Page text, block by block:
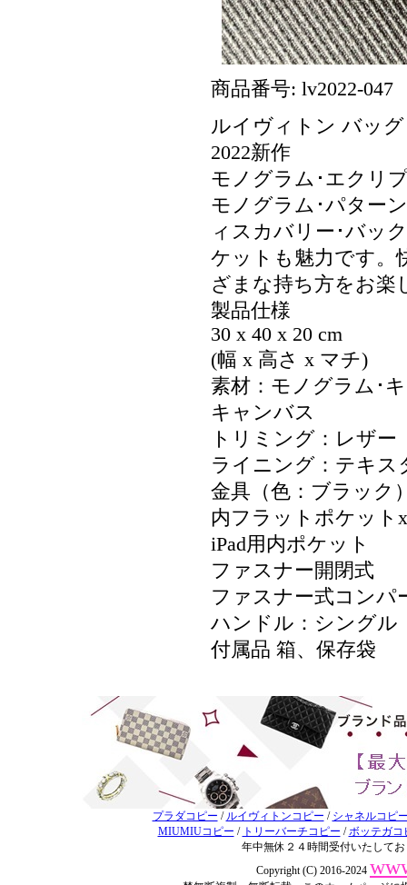
商品番号: lv2022-047
ルイヴィトン バッ
2022新作
モノグラム･エクリ
モノグラム･パター
ィスカバリー･バッ
ケットも魅力です。
ざまな持ち方をお楽
製品仕様
30 x 40 x 20 cm
(幅 x 高さ x マチ)
素材：モノグラム･
キャンバス
トリミング：レザー
ライニング：テキス
金具（色：ブラック
内フラットポケット
iPad用内ポケット
ファスナー開閉式
ファスナー式コンパ
ハンドル：シングル
付属品 箱、保存袋
プラダコピー / ルイヴィトンコピー / シャネルコピ
MIUMIUコピー / トリーバーチコピー /ボッテガコ
年中無休２４時間受付いたして
Copyright (C) 2016-2024